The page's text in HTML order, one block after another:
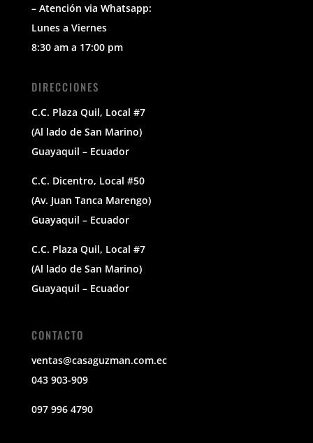
– Atención via Whatsapp:
Lunes a Viernes
8:30 am a 17:00 pm
DIRECCIONES
C.C. Plaza Quil, Local #7
(Al lado de San Marino)
Guayaquil – Ecuador
C.C. Dicentro, Local #50
(Av. Juan Tanca Marengo)
Guayaquil – Ecuador
C.C. Plaza Quil, Local #7
(Al lado de San Marino)
Guayaquil – Ecuador
CONTACTO
ventas@casaguzman.com.ec
043 903-909
097 996 4790